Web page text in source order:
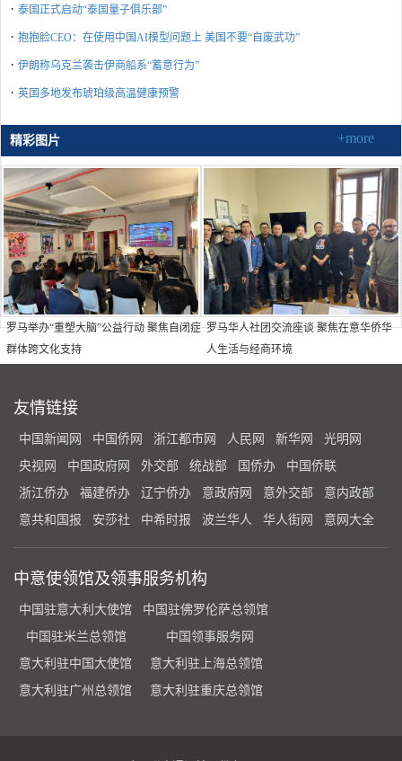
· 泰国正式启动“泰国量子俱乐部”
· 抱抱脸CEO：在使用中国AI模型问题上 美国不要“自废武功”
· 伊朗称乌克兰袭击伊商船系“蓄意行为”
· 英国多地发布琥珀级高温健康预警
精彩图片 +more
罗马举办“重塑大脑”公益行动 聚焦自闭症
群体跨文化支持
罗马华人社团交流座谈 聚焦在意华侨华
人生活与经商环境
友情链接
中国新闻网 中国侨网 浙江都市网 人民网 新华网
光明网
央视网
中国政府网 外交部 统战部 国侨办
中国侨联
浙江侨办
福建侨办 辽宁侨办 意政府网 意外交部
意内政部
意共和国报
安莎社 中希时报 波兰华人 华人街网 意网大全
中意使领馆及领事服务机构
中国驻意大利大使馆
中国驻佛罗伦萨总领馆
中国驻米兰总领馆
中国领事服务网
意大利驻中国大使馆
意大利驻上海总领馆
意大利驻广州总领馆
意大利驻重庆总领馆